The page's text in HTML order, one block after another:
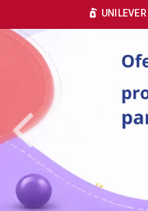
UNILEVER